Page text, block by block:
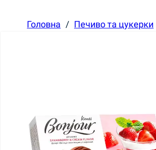
Головна / Печиво та цукерки